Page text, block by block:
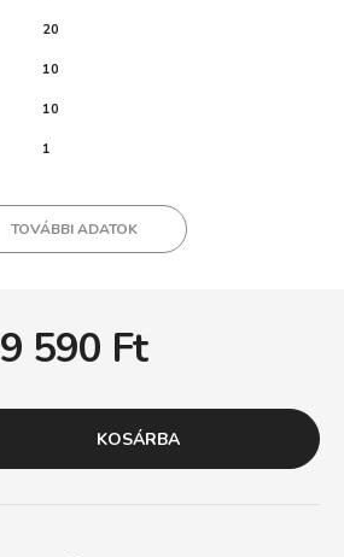
20
10
10
1
TOVÁBBI ADATOK
9 590 Ft
KOSÁRBA